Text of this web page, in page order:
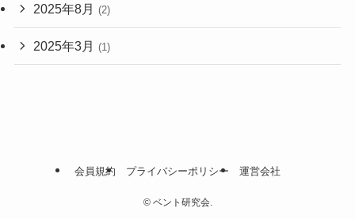
2025年8月 (2)
2025年3月 (1)
会員規約 プライバシーポリシー 運営会社
©ベント研究会.